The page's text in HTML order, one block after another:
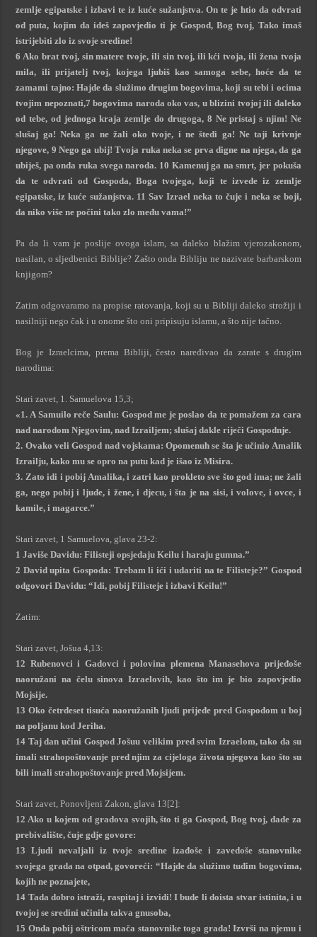
zemlje egipatske i izbavi te iz kuće sužanjstva. On te je htio da odvrati
od puta, kojim da ideš zapovjedio ti je Gospod, Bog tvoj, Tako imaš
istrijebiti zlo iz svoje sredine!
6 Ako brat tvoj, sin matere tvoje, ili sin tvoj, ili kći tvoja, ili žena tvoja
mila, ili prijatelj tvoj, kojega ljubiš kao samoga sebe, hoće da te
zamami tajno: Hajde da služimo drugim bogovima, koji su tebi i ocima
tvojim nepoznati,7 bogovima naroda oko vas, u blizini tvojoj ili daleko
od tebe, od jednoga kraja zemlje do drugoga, 8 Ne pristaj s njim! Ne
slušaj ga! Neka ga ne žali oko tvoje, i ne štedi ga! Ne taji krivnje
njegove, 9 Nego ga ubij! Tvoja ruka neka se prva digne na njega, da ga
ubiješ, pa onda ruka svega naroda. 10 Kamenuj ga na smrt, jer pokuša
da te odvrati od Gospoda, Boga tvojega, koji te izvede iz zemlje
egipatske, iz kuće sužanjstva. 11 Sav Izrael neka to čuje i neka se boji,
da niko više ne počini tako zlo među vama!”
Pa da li vam je poslije ovoga islam, sa daleko blažim vjerozakonom,
nasilan, o sljedbenici Biblije? Zašto onda Bibliju ne nazivate barbarskom
knjigom?
Zatim odgovaramo na propise ratovanja, koji su u Bibliji daleko strožiji i
nasilniji nego čak i u onome što oni pripisuju islamu, a što nije tačno.
Bog je Izraelcima, prema Bibliji, često naređivao da zarate s drugim
narodima:
Stari zavet, 1. Samuelova 15,3;
«1. A Samuilo reče Saulu: Gospod me je poslao da te pomažem za cara
nad narodom Njegovim, nad Izrailjem; slušaj dakle riječi Gospodnje.
2. Ovako veli Gospod nad vojskama: Opomenuh se šta je učinio Amalik
Izrailju, kako mu se opro na putu kad je išao iz Misira.
3. Zato idi i pobij Amalika, i zatri kao prokleto sve što god ima; ne žali
ga, nego pobij i ljude, i žene, i djecu, i šta je na sisi, i volove, i ovce, i
kamile, i magarce.”
Stari zavet, 1 Samuelova, glava 23-2:
1 Javiše Davidu: Filisteji opsjedaju Keilu i haraju gumna.”
2 David upita Gospoda: Trebam li ići i udariti na te Filisteje?” Gospod
odgovori Davidu: “Idi, pobij Filisteje i izbavi Keilu!”
Zatim:
Stari zavet, Jošua 4,13:
12 Rubenovci i Gadovci i polovina plemena Manasehova prijeđoše
naoružani na čelu sinova Izraelovih, kao što im je bio zapovjedio
Mojsije.
13 Oko četrdeset tisuća naoružanih ljudi prijeđe pred Gospodom u boj
na poljanu kod Jeriha.
14 Taj dan učini Gospod Jošuu velikim pred svim Izraelom, tako da su
imali strahopoštovanje pred njim za cijeloga života njegova kao što su
bili imali strahopoštovanje pred Mojsijem.
Stari zavet, Ponovljeni Zakon, glava 13[2]:
12 Ako u kojem od gradova svojih, što ti ga Gospod, Bog tvoj, dade za
prebivalište, čuje gdje govore:
13 Ljudi nevaljali iz tvoje sredine izađoše i zavedoše stanovnike
svojega grada na otpad, govoreći: “Hajde da služimo tuđim bogovima,
kojih ne poznajete,
14 Tada dobro istraži, raspitaj i izvidi! I bude li doista stvar istinita, i u
tvojoj se sredini učinila takva gnusoba,
15 Onda pobij oštricom mača stanovnike toga grada! Izvrši na njemu i